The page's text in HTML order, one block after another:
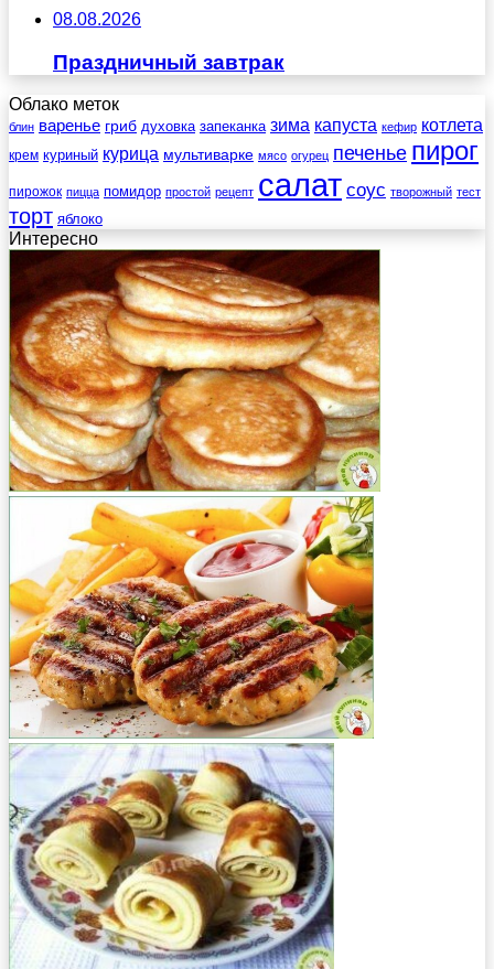
08.08.2026
Праздничный завтрак
Облако меток
блин варенье гриб духовка запеканка зима капуста кефир котлета
крем куриный курица мультиварке мясо огурец печенье пирог
пирожок пицца помидор простой рецепт салат соус творожный тест
торт яблоко
Интересно